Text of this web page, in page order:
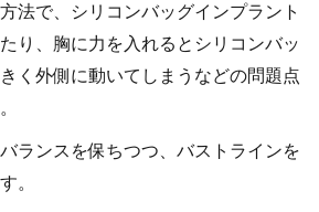
法で、シリコンバッグインプラント
り、胸に力を入れるとシリコンバッ
く外側に動いてしまうなどの問題点
ランスを保ちつつ、バストラインを
。